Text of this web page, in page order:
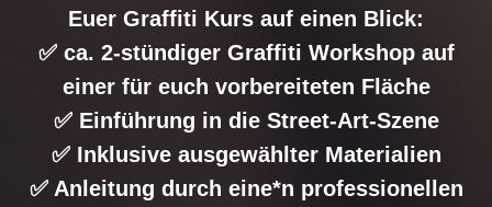
Euer Graffiti Kurs auf einen Blick:
✅ ca. 2-stündiger Graffiti Workshop auf
einer für euch vorbereiteten Fläche
✅ Einführung in die Street-Art-Szene
✅ Inklusive ausgewählter Materialien
✅ Anleitung durch eine*n professionellen